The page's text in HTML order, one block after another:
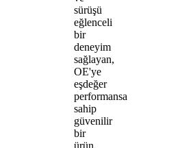
sürüşü
eğlenceli
bir
deneyim
sağlayan,
OE'ye
eşdeğer
performansa
sahip
güvenilir
bir
ürün.